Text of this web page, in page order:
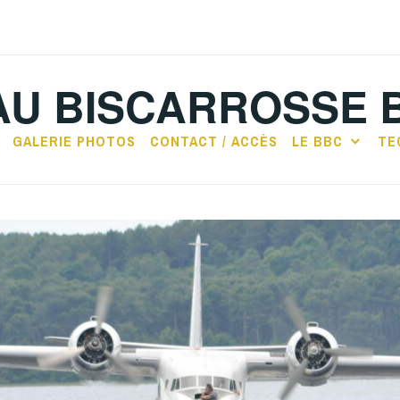
BISCARROSSE
GALERIE PHOTOS CONTACT / ACCÈS LE BBC